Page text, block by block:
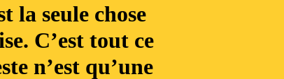
la seule chose
C’est tout ce
n’est qu’une